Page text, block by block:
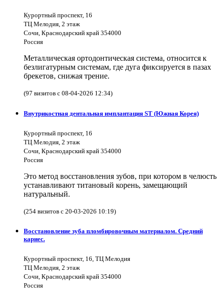
Курортный проспект, 16
ТЦ Мелодия, 2 этаж
Сочи, Краснодарский край 354000
Россия
Металлическая ортодонтическая система, относится к
безлигатурным системам, где дуга фиксируется в пазах
брекетов, снижая трение.
(97 визитов с 08-04-2026 12:34)
Внутрикостная дентальная имплантация ST (Южная Корея)
Курортный проспект, 16
ТЦ Мелодия, 2 этаж
Сочи, Краснодарский край 354000
Россия
Это метод восстановления зубов, при котором в челюсть
устанавливают титановый корень, замещающий
натуральный.
(254 визитов с 20-03-2026 10:19)
Восстановление зуба пломбировочным материалом. Средний
кариес.
Курортный проспект, 16, ТЦ Мелодия
ТЦ Мелодия, 2 этаж
Сочи, Краснодарский край 354000
Россия